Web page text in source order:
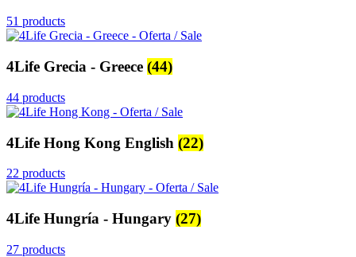
51 products
4Life Grecia - Greece (44)
44 products
4Life Hong Kong English (22)
22 products
4Life Hungría - Hungary (27)
27 products